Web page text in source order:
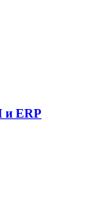
и ERP